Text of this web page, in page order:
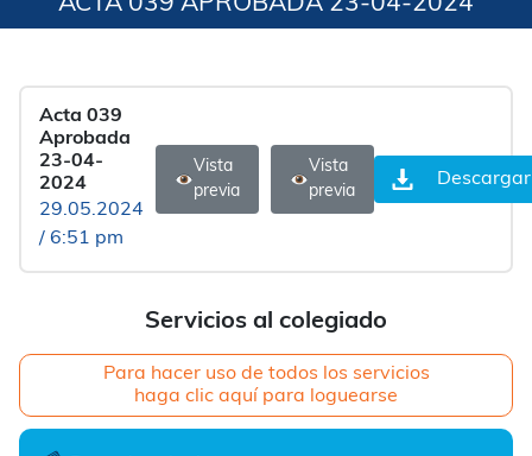
Servicios al colegiado
Para hacer uso de todos los servicios
haga clic aquí para loguearse
Acta 039
Aprobada
23-04-
2024
29.05.2024
/ 6:51 pm
Vista
previa
Vista
previa
Descargar